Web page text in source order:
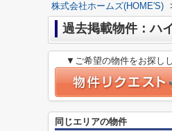
株式会社ホームズ(HOME'S)
過去掲載物件：ハ
▼ご希望の物件をお探し
同じエリアの物件